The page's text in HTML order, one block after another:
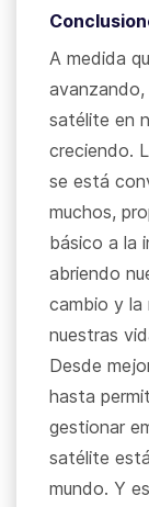
A medida
satélite en
creciendo.
se está
muchos,
básico a la
abriendo
cambio y la
nuestras
Desde
hasta
gestionar
satélite
mundo. Y